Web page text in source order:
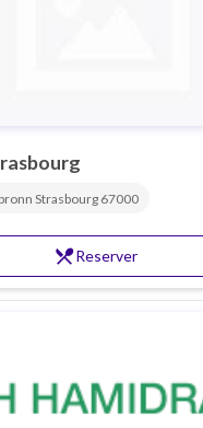
Strasbourg 67000
restaurant_menuReserver